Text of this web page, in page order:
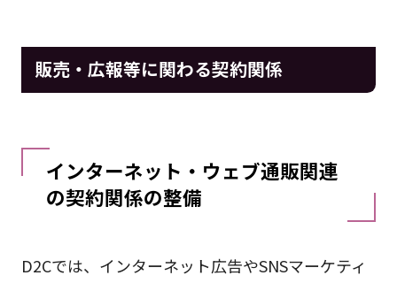
販売・広報等に関わる契約関係
インターネット・ウェブ通販関連
の契約関係の整備
D2Cでは、インターネット広告やSNSマーケティ